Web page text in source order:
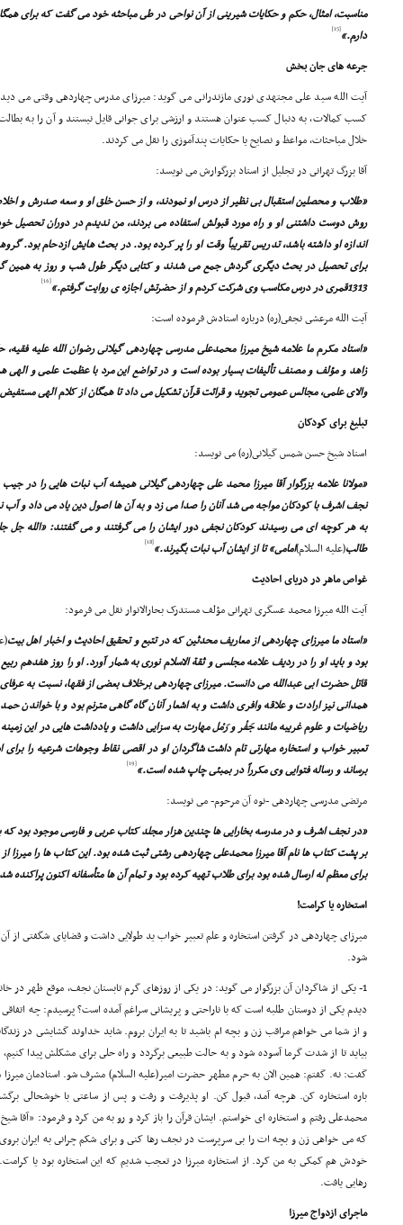
مناسبت، امثال، حکم و حکایات شیرینى از آن نواحى در طى مباحثه خود مى گفت که براى
دارم.»[15]
جرعه هاى جان بخش
آیت الله سید على مجتهدى نورى مازندرانى مى گوید: میرزاى مدرس چهاردهى وقتى مى
کسب کمالات، به دنبال کسب عنوان هستند و ارزشى براى جوانى قایل نیستند و آن را به
خلال مباحثات، مواعظ و نصایح یا حکایات پندآموزى را نقل مى کردند.
آقا بزرگ تهرانى در تجلیل از استاد بزرگوارش مى نویسد:
«طلاب و محصلین استقبال بى نظیر از درس او نمودند، و از حسن خلق او و سعه صدرش و
روش دوست داشتنى او و راه مورد قبولش استفاده مى بردند، من ندیدم در دوران تحصیل
اندازه او داشته باشد، تدریس تقریباً وقت او را پر کرده بود. در بحث هایش ازدحام بود.
براى تحصیل در بحث دیگرى گردش جمع مى شدند و کتابى دیگر طول شب و روز به همین
1313قمرى در درس مکاسب وى شرکت کردم و از حضرتش اجازه ى روایت گرفتم.»
[16]
آیت الله مرعشى نجفى(ره) درباره استادش فرموده است:
«استاد مکرم ما علامه شیخ میرزا محمدعلى مدرسى چهاردهى گیلانى رضوان الله علیه
زاهد و مؤلف و مصنف تألیفات بسیار بوده است و در تواضع این مرد با عظمت علمى و
والاى علمى، مجالس عمومى تجوید و قرائت قرآن تشکیل مى داد تا همگان از کلام الهى
تبلیغ براى کودکان
استاد شیخ حسن شمس گیلانى(ره) مى نویسد:
«مولانا علامه بزرگوار آقا میرزا محمد على چهاردهى گیلانى همیشه آب نبات هایى را
نجف اشرف با کودکان مواجه مى شد آنان را صدا مى زد و به آن ها اصول دین یاد مى داد و
به هر کوچه اى مى رسیدند کودکان نجفى دور ایشان را مى گرفتند و مى گفتند: «الله جل
طالب(علیه السلام)امامى» تا از ایشان آب نبات بگیرند.»[18]
غواص ماهر در دریاى احادیث
آیت الله میرزا محمد عسگرى تهرانى مؤلف مستدرک بحارالانوار نقل مى فرمود:
«استاد ما میرزاى چهاردهى از معاریف محدثین که در تتبع و تحقیق احادیث و اخبار اهل بیت
بود و باید او را در ردیف علامه مجلسى و ثقة الاسلام نورى به شمار آورد. او را روز هفدهم
قاتل حضرت ابى عبدالله مى دانست. میرزاى چهاردهى برخلاف بعضى از فقها، نسبت به عرفاى
همدانى نیز ارادت و علاقه وافرى داشت و به اشعار آنان گاه گاهى مترنم بود و با
ریاضیات و علوم غریبه مانند جَفْر و رَمْل مهارت به سزایى داشت و یادداشت هایى در این
تعبیر خواب و استخاره مهارتى تام داشت شاگردان او در اقصى نقاط وجوهات شرعیه را براى
برساند و رساله فتوایى وى مکرراً در بمبئى چاپ شده است.»[19]
مرتضى مدرسى چهاردهى -نوه آن مرحوم- مى نویسد:
«در نجف اشرف و در مدرسه بخارایى ها چندین هزار مجلد کتاب عربى و فارسى موجود بود که
بر پشت کتاب ها نام آقا میرزا محمدعلى چهاردهى رشتى ثبت شده بود. این کتاب ها را میرزا
براى معظم له ارسال شده بود براى طلاب تهیه کرده بود و تمام آن ها متأسفانه اکنون پراکنده
استخاره یا کرامت!
میرزاى چهاردهى در گرفتن استخاره و علم تعبیر خواب ید طولایى داشت و قضایاى شگفتى از
شود.
1- یکى از شاگردان آن بزرگوار مى گوید: در یکى از روزهاى گرم تابستان نجف، موقع ظهر در
دیدم یکى از دوستان طلبه است که با ناراحتى و پریشانى سراغم آمده است؟ پرسیدم: چه
و از شما مى خواهم مراقب زن و بچه ام باشید تا به ایران بروم. شاید خداوند گشایشى در
بیاید تا از شدت گرما آسوده شود و به حالت طبیعى برگردد و راه حلى براى مشکلش پیدا
گفت: نه. گفتم: همین الان به حرم مطهر حضرت امیر(علیه السلام) مشرف شو. استادمان
باره استخاره کن. هرچه آمد، قبول کن. او پذیرفت و رفت و پس از ساعتى با خوشحالى
محمدعلى رفتم و استخاره اى خواستم. ایشان قرآن را باز کرد و رو به من کرد و فرمود: «آقا
که مى خواهى زن و بچه ات را بى سرپرست در نجف رها کنى و براى شکم چرانى به ایران
خودش هم کمکى به من کرد. از استخاره میرزا در تعجب شدیم که این استخاره بود یا
رهایى یافت.
ماجراى ازدواج میرزا